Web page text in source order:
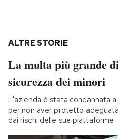
ALTRE STORIE
La multa più grande
sicurezza dei minori
L'azienda è stata condannata
per non aver protetto
dai rischi delle sue piattaforme